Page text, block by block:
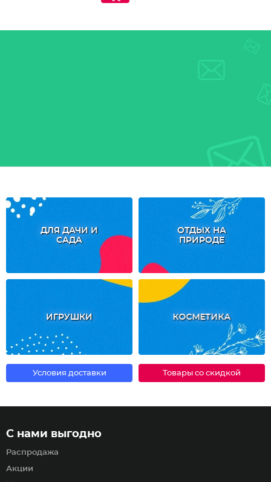
ДЛЯ ДАЧИ И
САДА
ОТДЫХ НА
ПРИРОДЕ
ИГРУШКИ КОСМЕТИКА
Условия доставки Товары со скидкой
С нами выгодно
Распродажа
Акции